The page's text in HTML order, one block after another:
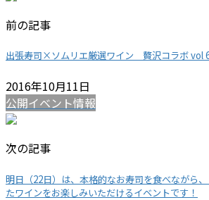
前の記事
出張寿司×ソムリエ厳選ワイン 贅沢コラボ vol
2016年10月11日
公開イベント情報
次の記事
明日（22日）は、本格的なお寿司を食べながら
たワインをお楽しみいただけるイベントです！